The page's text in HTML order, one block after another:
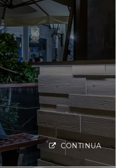
CONTINUA